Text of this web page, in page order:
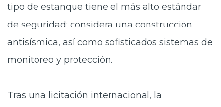
tipo de estanque tiene el más alto estándar
de seguridad: considera una construcción
antisísmica, así como sofisticados sistemas de
monitoreo y protección.
Tras una licitación internacional, la